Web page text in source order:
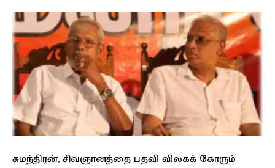
சுமந்திரன், சிவஞானத்தை பதவி விலகக் கோரும்